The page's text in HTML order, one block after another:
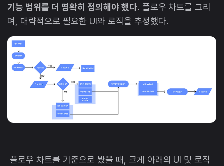
기능 범위를 더 명확히 정의해야 했다. 플로우 차트를 그리
며, 대략적으로 필요한 UI와 로직을 추정했다.
플로우 차트를 기준으로 봤을 때, 크게 아래의 UI 및 로직